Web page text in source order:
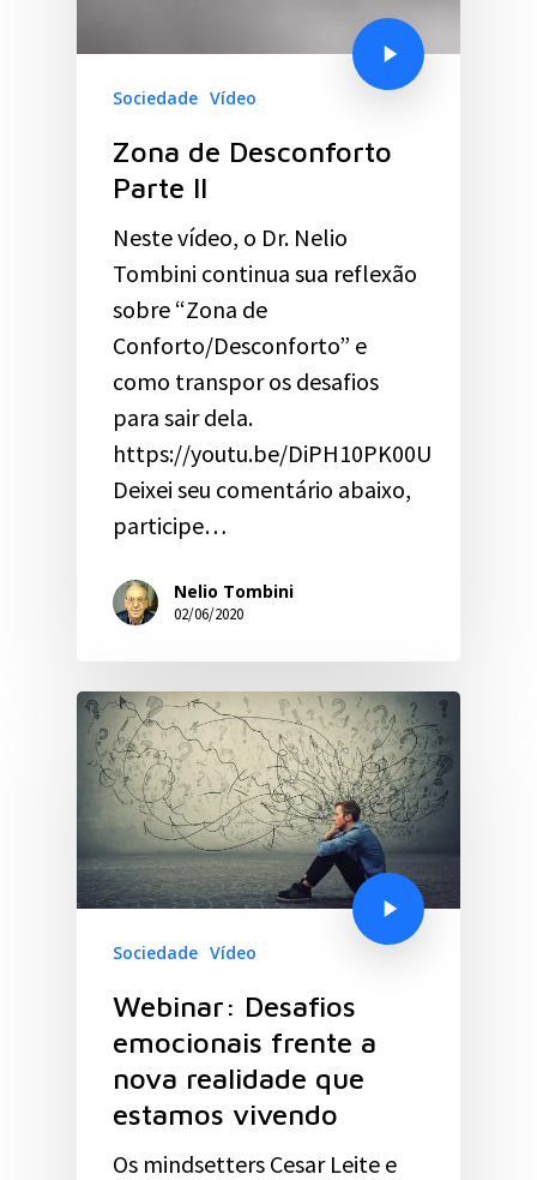
Sociedade Vídeo
Zona de Desconforto
Parte II
Neste vídeo, o Dr. Nelio
Tombini continua sua reflexão
sobre “Zona de
Conforto/Desconforto” e
como transpor os desafios
para sair dela.
https://youtu.be/DiPH10PK00U
Deixei seu comentário abaixo,
participe…
Nelio Tombini
02/06/2020
Sociedade Vídeo
Webinar: Desafios
emocionais frente a
nova realidade que
estamos vivendo
Os mindsetters Cesar Leite e